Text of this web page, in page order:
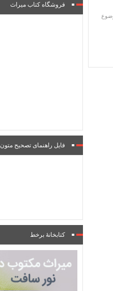
فروشگاه کتاب میراث
فایل راهنمای تصحیح متون
کتابخانۀ برخط